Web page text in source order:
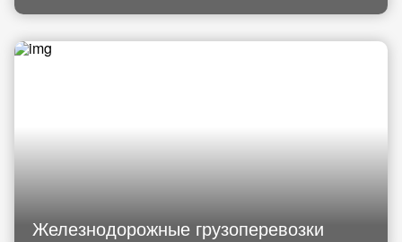
Железнодорожные грузоперевозки